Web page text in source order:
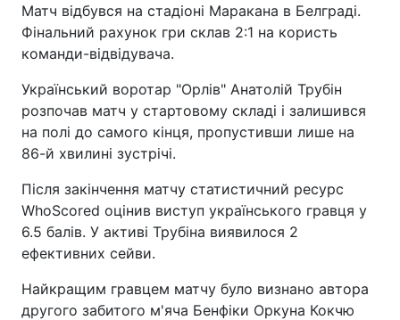
Матч відбувся на стадіоні Маракана в Белграді.
Фінальний рахунок гри склав 2:1 на користь
команди-відвідувача.
Український воротар "Орлів" Анатолій Трубін
розпочав матч у стартовому складі і залишився
на полі до самого кінця, пропустивши лише на
86-й хвилині зустрічі.
Після закінчення матчу статистичний ресурс
WhoScored оцінив виступ українського гравця у
6.5 балів. У активі Трубіна виявилося 2
ефективних сейви.
Найкращим гравцем матчу було визнано автора
другого забитого м'яча Бенфіки Оркуна Кокчю